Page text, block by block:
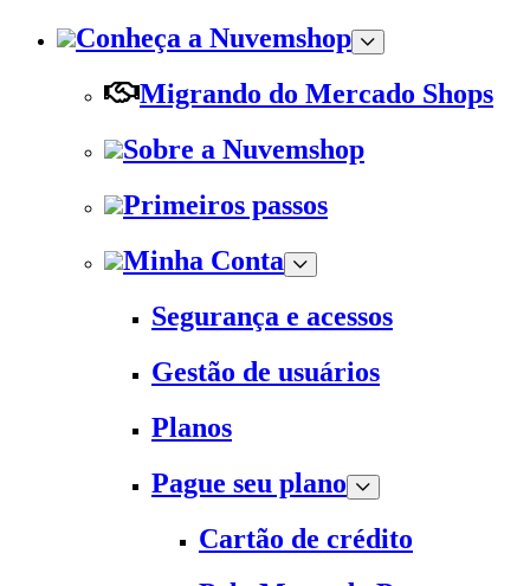
Conheça a Nuvemshop
Migrando do Mercado Shops
Sobre a Nuvemshop
Primeiros passos
Minha Conta
Segurança e acessos
Gestão de usuários
Planos
Pague seu plano
Cartão de crédito